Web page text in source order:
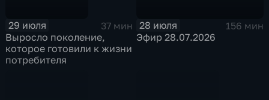
29 июля
37 мин
Выросло поколение,
которое готовили к жизни
потребителя
28 июля
156 мин
Эфир 28.07.2026